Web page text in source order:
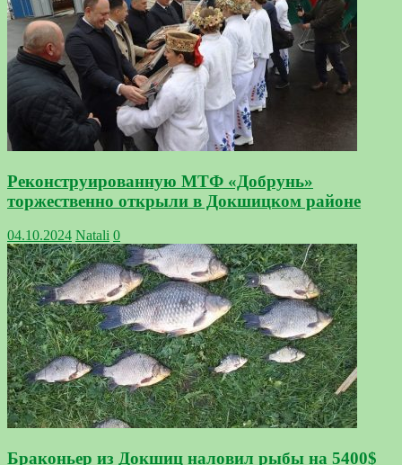
Реконструированную МТФ «Добрунь»
торжественно открыли в Докшицком районе
04.10.2024 Natali 0
Браконьер из Докшиц наловил рыбы на 5400$